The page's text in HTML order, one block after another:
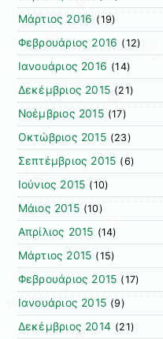
Μάρτιος 2016 (19)
Φεβρουάριος 2016 (12)
Ιανουάριος 2016 (14)
Δεκέμβριος 2015 (21)
Νοέμβριος 2015(17)
Οκτώβριος 2015(23)
Σεπτέμβριος 2015 (6)
Ιούνιος 2015 (10)
Μάιος 2015(10)
Απρίλιος 2015 (14)
Μάρτιος 2015 (15)
Φεβρουάριος 2015 (17)
Ιανουάριος 2015 (9)
Δεκέμβριος 2014 (21)